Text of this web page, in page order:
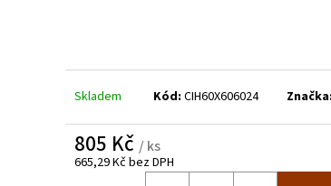
Skladem Kód: CIH60X606024
805 Kč / ks
665,29 Kč bez DPH